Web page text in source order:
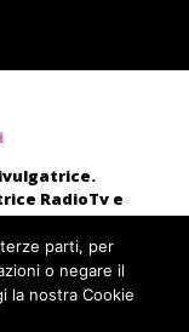
RadioTv e
voce di
nazionali.
parti, per
o negare il
la nostra Cookie